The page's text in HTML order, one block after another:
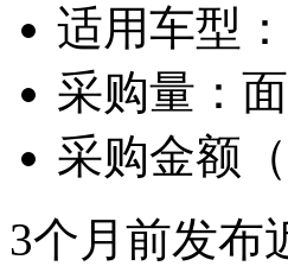
适用车型：
采购量：
采购金额
3个月前发布